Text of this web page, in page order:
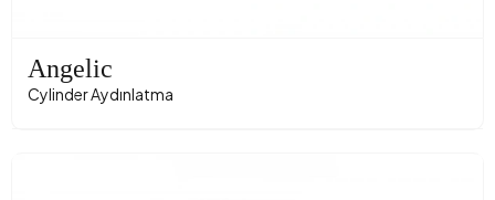
Angelic
Cylinder Aydınlatma